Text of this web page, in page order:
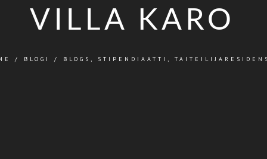
VILLA KARO
/ BLOGI / BLOGS , STIPENDIAATTI ,